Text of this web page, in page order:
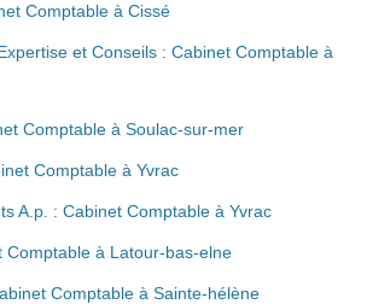
Comptable à Cissé
et Conseils : Cabinet Comptable à
Comptable à Soulac-sur-mer
Comptable à Yvrac
A.p. : Cabinet Comptable à Yvrac
Comptable à Latour-bas-elne
Comptable à Sainte-hélène